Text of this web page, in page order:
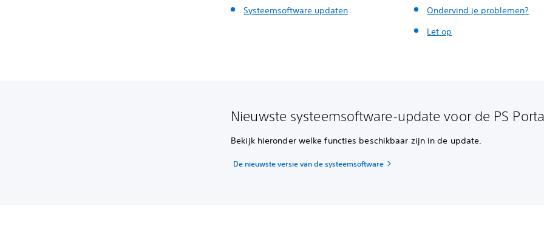
Systeemsoftware updaten
Ondervind je problemen?
Let op
Nieuwste systeemsoftware-update voor de PS
Bekijk hieronder welke functies beschikbaar zijn in de update.
De nieuwste versie van de systeemsoftware